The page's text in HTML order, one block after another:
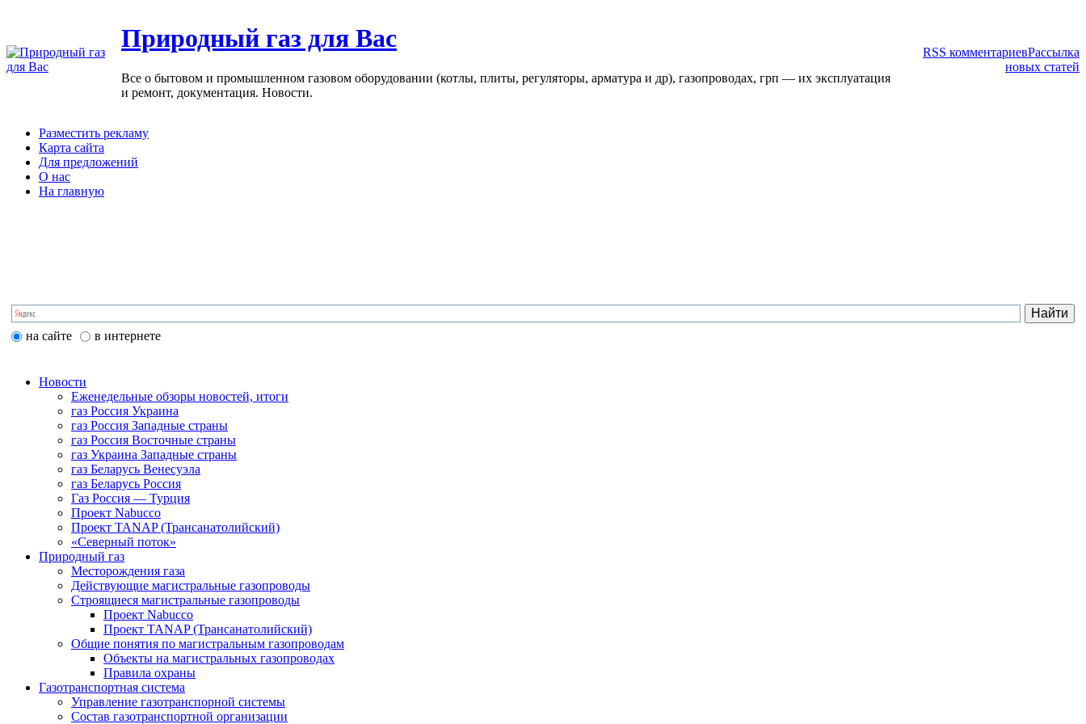
Природный газ для Вас
Все о бытовом и промышленном газовом оборудовании (котлы, плиты, регуляторы, арматура и др), газопроводах, грп — их эксплуатация
и ремонт, документация. Новости.
RSS комментариевРассылка
новых статей
Разместить рекламу
Карта сайта
Для предложений
О нас
На главную
на сайте в интернете
Новости
Еженедельные обзоры новостей, итоги
газ Россия Украина
газ Россия Западные страны
газ Россия Восточные страны
газ Украина Западные страны
газ Беларусь Венесуэла
газ Беларусь Россия
Газ Россия — Турция
Проект Nabucco
Проект TANAP (Трансанатолийский)
«Северный поток»
Природный газ
Месторождения газа
Действующие магистральные газопроводы
Строящиеся магистральные газопроводы
Проект Nabucco
Проект TANAP (Трансанатолийский)
Общие понятия по магистральным газопроводам
Объекты на магистральных газопроводах
Правила охраны
Газотранспортная система
Управление газотранспорной системы
Состав газотранспортной организации